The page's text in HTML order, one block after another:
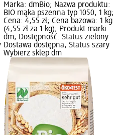
Marka: dmBio; Nazwa produktu:
BIO mąka pszenna typ 1050, 1 kg;
Cena: 4,55 zł; Cena bazowa: 1 kg
(4,55 zł za 1 kg); Produkt marki
dm; Dostępność: Status zielony
Dostawa dostępna, Status szary
Wybierz sklep dm